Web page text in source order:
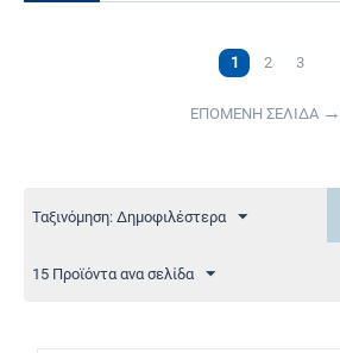
1 2 3
ΕΠΟΜΕΝΗ ΣΕΛΙΔΑ
Ταξινόμηση: Δημοφιλέστερα
15 Προϊόντα ανα σελίδα